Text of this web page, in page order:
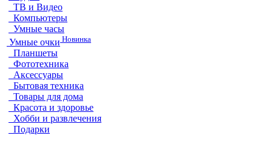
ТВ и Видео
Компьютеры
Умные часы
Умные очки Новинка
Планшеты
Фототехника
Аксессуары
Бытовая техника
Товары для дома
Красота и здоровье
Хобби и развлечения
Подарки